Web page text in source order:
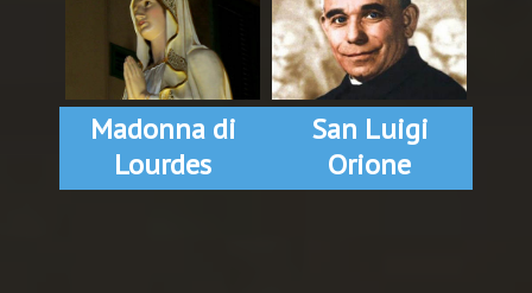
Madonna di
Lourdes
San Luigi
Orione